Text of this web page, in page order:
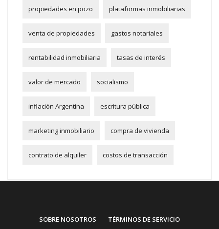
propiedades en pozo plataformas inmobiliarias
venta de propiedades gastos notariales
rentabilidad inmobiliaria tasas de interés
valor de mercado socialismo
inflación Argentina escritura pública
marketing inmobiliario compra de vivienda
contrato de alquiler costos de transacción
SOBRE NOSOTROS TÉRMINOS DE SERVICIO